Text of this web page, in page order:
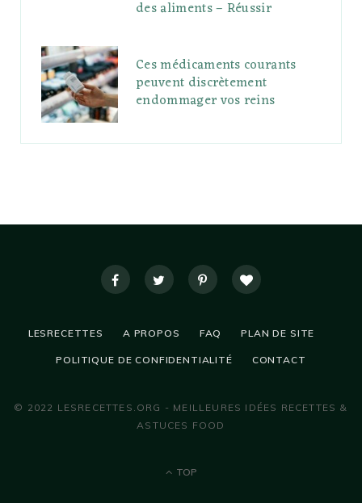
des aliments – Réussir
Ces médicaments courants
peuvent discrètement
endommager vos reins
LESRECETTES A PROPOS FAQ PLAN DE SITE
POLITIQUE DE CONFIDENTIALITÉ CONTACT
© 2022 LESRECETTES.ORG - MEILLEURES IDÉES RECETTES &
ASTUCES FOOD
TOP